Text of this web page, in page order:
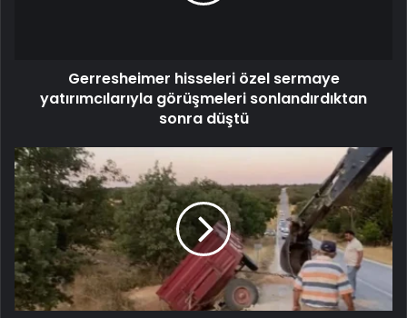
Gerresheimer hisseleri özel sermaye
yatırımcılarıyla görüşmeleri sonlandırdıktan
sonra düştü